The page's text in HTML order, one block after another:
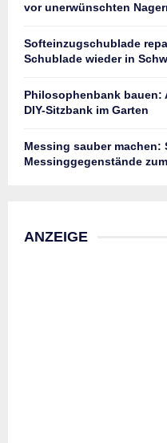
vor unerwünschten
Softeinzugschublade
Schublade wieder in
Philosophenbank
DIY-Sitzbank im Garten
Messing sauber machen:
Messinggegenstände
ANZEIGE